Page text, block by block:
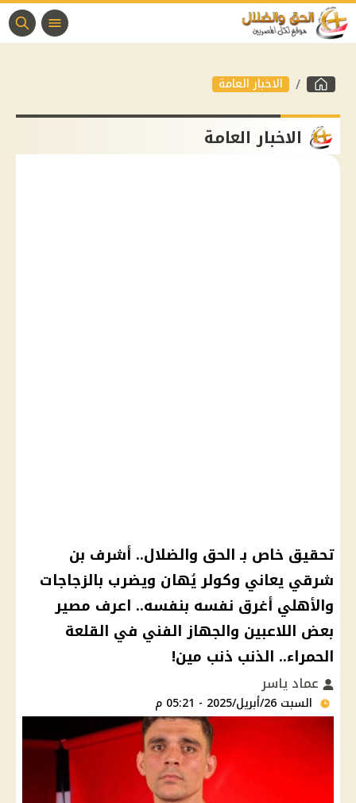
الاخبار العامة
الاخبار العامة
تحقيق خاص بـ الحق والضلال.. أشرف بن
شرقي يعاني وكولر يُهان ويضرب بالزجاجات
والأهلي أغرق نفسه بنفسه.. اعرف مصير
بعض اللاعبين والجهاز الفني في القلعة
الحمراء.. الذنب ذنب مين!
عماد ياسر
السبت 26/أبريل/2025 - 05:21 م